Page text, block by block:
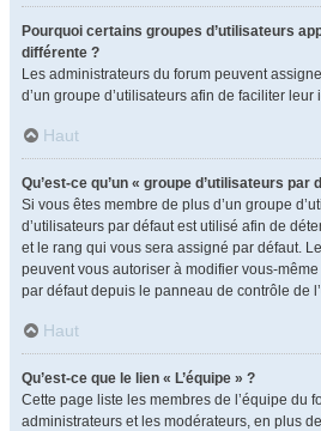
Pourquoi certains groupes d’utilisateurs
différente ?
Les administrateurs du forum peuvent
d’un groupe d’utilisateurs afin de faciliter leur
Haut
Qu’est-ce qu’un « groupe d’utilisateurs par
Si vous êtes membre de plus d’un groupe
d’utilisateurs par défaut est utilisé afin de
et le rang qui vous sera assigné par défaut.
peuvent vous autoriser à modifier vous-
par défaut depuis le panneau de contrôle de
Haut
Qu’est-ce que le lien « L’équipe » ?
Cette page liste les membres de l’équipe du
administrateurs et les modérateurs, en plus